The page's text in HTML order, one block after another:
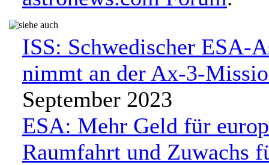
ISS: Schwedischer ESA-
nimmt an der Ax-3-
September 2023
ESA: Mehr Geld für
Raumfahrt und Zuwachs